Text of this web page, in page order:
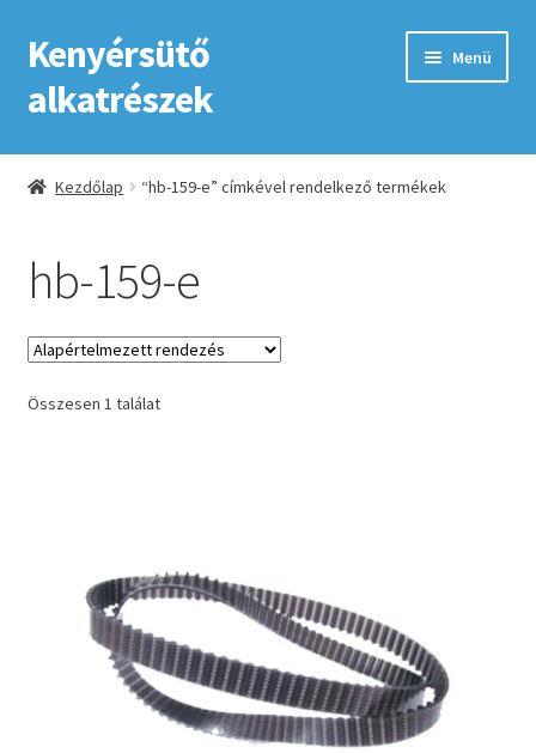
Ugrás
a
navigációhoz
Kilépés
a
tartalomba
Kenyérsütő
alkatrészek
Menü
Kezdőlap
ÁSZF
Fiókom
GYIK
Kenyérsütő alkatrészek modellszám alapján
Kenyérsütő használati utasítások
Kezdőlap “hb-159-e” címkével rendelkező termékek
hb-159-e
Összesen 1 találat